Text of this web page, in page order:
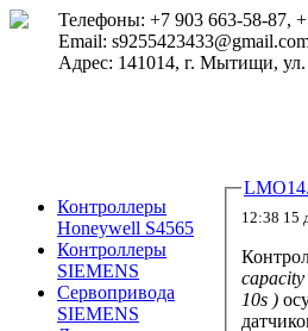
Телефоны: +7 903 663-58-87,
Email:
Адрес: 141014, г. Мытищи,
Контроллеры
Honeywell S4565
Контроллеры
SIEMENS
Сервопривода
SIEMENS
12:38 15
10s )